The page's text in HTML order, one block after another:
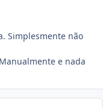
Simplesmente não
e nada